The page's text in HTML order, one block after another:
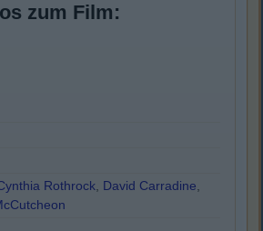
zum Film:
Rothrock, David Carradine,